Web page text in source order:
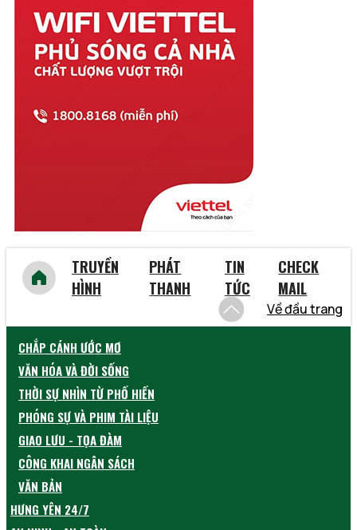
Thừa Thiên Huế
Tiền Giang
Trà Vinh
Tuyên Quang
Vĩnh Phúc
Vũng Tàu
TRUYỀN
HÌNH
PHÁT
THANH
TIN
TỨC
CHECK
MAIL
Về đầu trang
CHẮP CÁNH ƯỚC MƠ
VĂN HÓA VÀ ĐỜI SỐNG
THỜI SỰ NHÌN TỪ PHỐ HIẾN
PHÓNG SỰ VÀ PHIM TÀI LIỆU
GIAO LƯU - TỌA ĐÀM
CÔNG KHAI NGÂN SÁCH
VĂN BẢN
HƯNG YÊN 24/7